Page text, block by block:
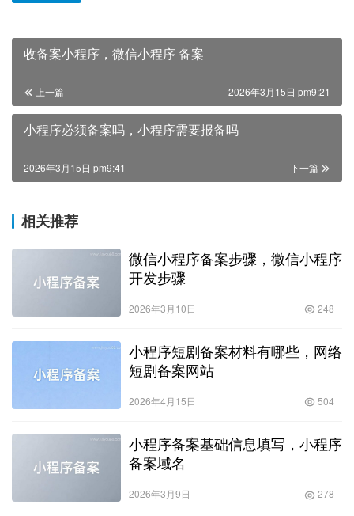
收备案小程序，微信小程序 备案
上一篇 2026年3月15日 pm9:21
小程序必须备案吗，小程序需要报备吗
下一篇
2026年3月15日 pm9:41
相关推荐
微信小程序备案步骤，微信小程序
开发步骤
2026年3月10日 248
小程序短剧备案材料有哪些，网络
短剧备案网站
2026年4月15日 504
小程序备案基础信息填写，小程序
备案域名
2026年3月9日 278